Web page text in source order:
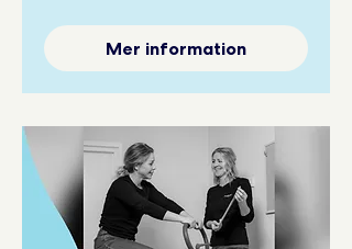
Mer information